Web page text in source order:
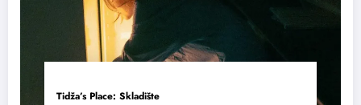
Tidža’s Place: Skladište